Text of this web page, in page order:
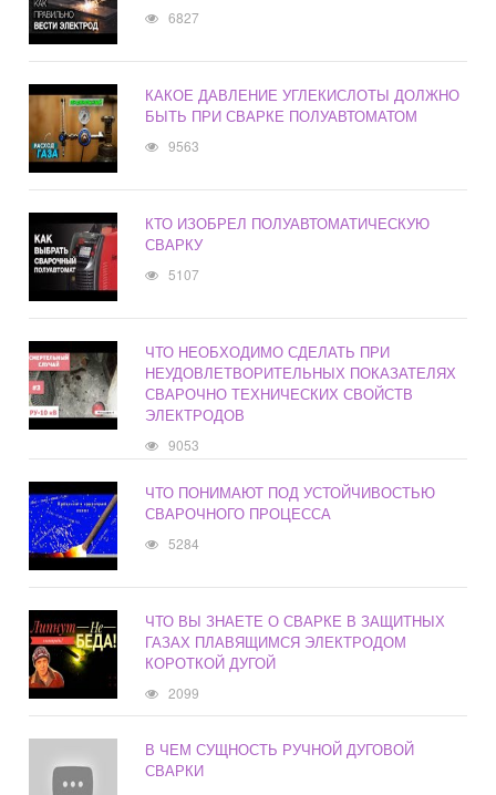
6827
КАКОЕ ДАВЛЕНИЕ УГЛЕКИСЛОТЫ ДОЛЖНО
БЫТЬ ПРИ СВАРКЕ ПОЛУАВТОМАТОМ
9563
КТО ИЗОБРЕЛ ПОЛУАВТОМАТИЧЕСКУЮ
СВАРКУ
5107
ЧТО НЕОБХОДИМО СДЕЛАТЬ ПРИ
НЕУДОВЛЕТВОРИТЕЛЬНЫХ ПОКАЗАТЕЛЯХ
СВАРОЧНО ТЕХНИЧЕСКИХ СВОЙСТВ
ЭЛЕКТРОДОВ
9053
ЧТО ПОНИМАЮТ ПОД УСТОЙЧИВОСТЬЮ
СВАРОЧНОГО ПРОЦЕССА
5284
ЧТО ВЫ ЗНАЕТЕ О СВАРКЕ В ЗАЩИТНЫХ
ГАЗАХ ПЛАВЯЩИМСЯ ЭЛЕКТРОДОМ
КОРОТКОЙ ДУГОЙ
2099
В ЧЕМ СУЩНОСТЬ РУЧНОЙ ДУГОВОЙ
СВАРКИ